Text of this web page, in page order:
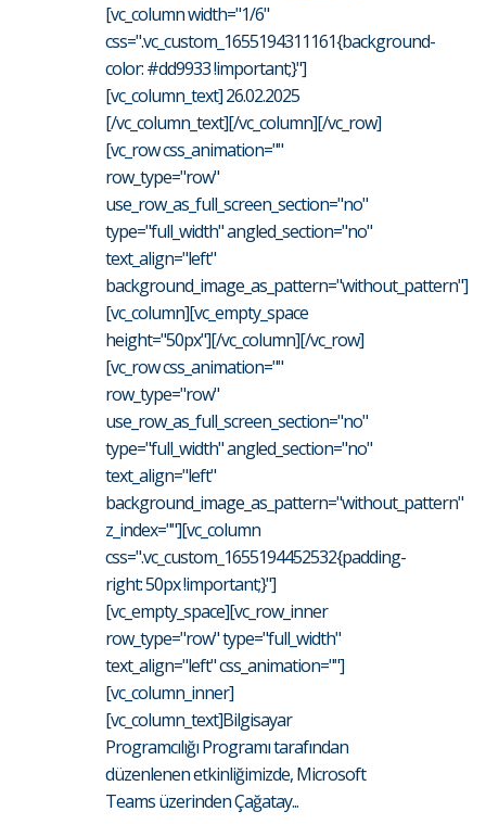
[vc_column width="1/6"
css=".vc_custom_1655194311161{background-
color: #dd9933 !important;}"]
[vc_column_text] 26.02.2025
[/vc_column_text][/vc_column][/vc_row]
[vc_row css_animation=""
row_type="row"
use_row_as_full_screen_section="no"
type="full_width" angled_section="no"
text_align="left"
background_image_as_pattern="without_pattern"]
[vc_column][vc_empty_space
height="50px"][/vc_column][/vc_row]
[vc_row css_animation=""
row_type="row"
use_row_as_full_screen_section="no"
type="full_width" angled_section="no"
text_align="left"
background_image_as_pattern="without_pattern"
z_index=""][vc_column
css=".vc_custom_1655194452532{padding-
right: 50px !important;}"]
[vc_empty_space][vc_row_inner
row_type="row" type="full_width"
text_align="left" css_animation=""]
[vc_column_inner]
[vc_column_text]Bilgisayar
Programcılığı Programı tarafından
düzenlenen etkinliğimizde, Microsoft
Teams üzerinden Çağatay...